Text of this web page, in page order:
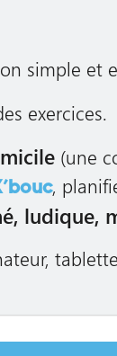
simple et
exercices.
(une
,
ludique,